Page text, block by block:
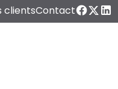
clientsContact